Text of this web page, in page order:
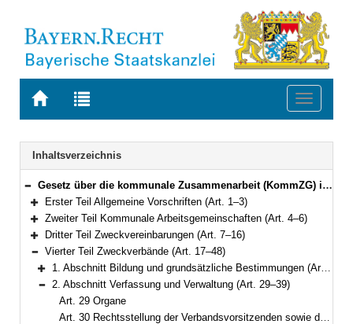
Zur
BAYERN.RECHT
Zur
letzten
Suche
Toggle
Navigation
Inhaltsverzeichnis
Bereich reduzieren
Gesetz über die kommunale Zusammenarbeit (KommZG) in der Fassung der Bekanntmachung vom 20. Juni 1994 (GVBl. S. 555; 1995 S. 98) BayRS 2020-6-1-I (Art. 1–56)
Bereich erweitern
Erster Teil Allgemeine Vorschriften (Art. 1–3)
Bereich erweitern
Zweiter Teil Kommunale Arbeitsgemeinschaften (Art. 4–6)
Bereich erweitern
Dritter Teil Zweckvereinbarungen (Art. 7–16)
Bereich reduzieren
Vierter Teil Zweckverbände (Art. 17–48)
Bereich erweitern
1. Abschnitt Bildung und grundsätzliche Bestimmungen (Art. 17–28)
Bereich reduzieren
2. Abschnitt Verfassung und Verwaltung (Art. 29–39)
Art. 29 Organe
Art. 30 Rechtsstellung der Verbandsvorsitzenden sowie der übrigen Verbandsrätinnen und Verbandsräte